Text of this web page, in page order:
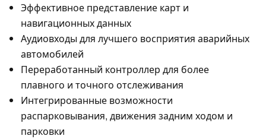
Эффективное представление карт и
навигационных данных
Аудиовходы для лучшего восприятия аварийных
автомобилей
Переработанный контроллер для более
плавного и точного отслеживания
Интегрированные возможности
распарковывания, движения задним ходом и
парковки